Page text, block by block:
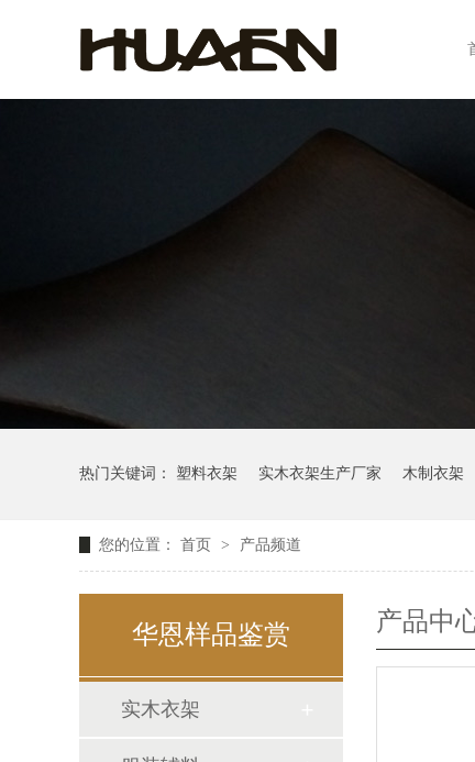
热门关键词： 塑料衣架 实木衣架生产厂家 木制衣架
您的位置： 首页 > 产品频道
华恩样品鉴赏
实木衣架
产品中